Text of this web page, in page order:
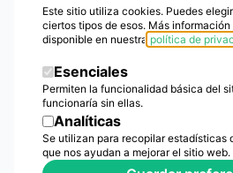
Este sitio utiliza cookies. Puedes
ciertos tipos de esos. Más información
disponible en nuestra política de
Esenciales
Permiten la funcionalidad básica del
funcionaría sin ellas.
Analíticas
Se utilizan para recopilar estadísticas
que nos ayudan a mejorar el sitio web.
> Conformal Coating
CTA Electronics Srl• Italian